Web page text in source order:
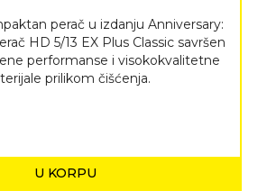
perač u izdanju Anniversary:
HD 5/13 EX Plus Classic savršen
performanse i visokokvalitetne
prilikom čišćenja.
U KORPU